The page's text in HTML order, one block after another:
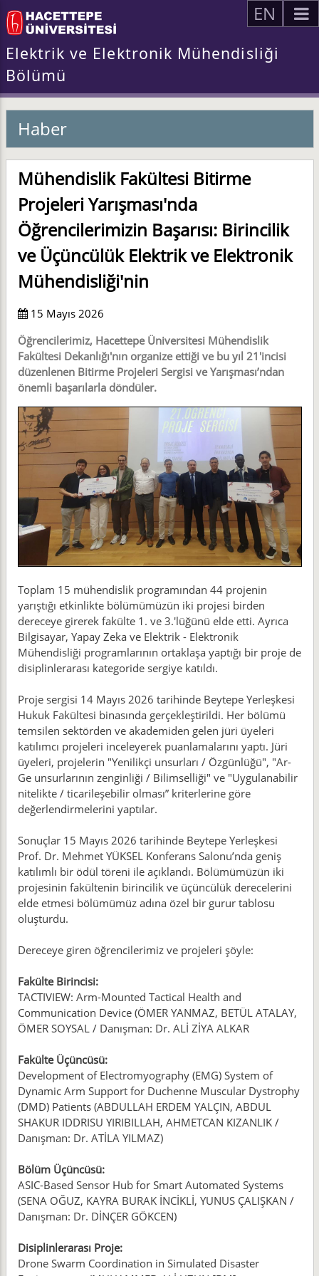
EN
Elektrik ve Elektronik Mühendisliği
Bölümü
Haber
Mühendislik Fakültesi Bitirme
Projeleri Yarışması'nda
Öğrencilerimizin Başarısı: Birincilik
ve Üçüncülük Elektrik ve Elektronik
Mühendisliği'nin
15 Mayıs 2026
Öğrencilerimiz, Hacettepe Üniversitesi Mühendislik
Fakültesi Dekanlığı'nın organize ettiği ve bu yıl 21'incisi
düzenlenen Bitirme Projeleri Sergisi ve Yarışması’ndan
önemli başarılarla döndüler.
Toplam 15 mühendislik programından 44 projenin
yarıştığı etkinlikte bölümümüzün iki projesi birden
dereceye girerek fakülte 1. ve 3.'lüğünü elde etti. Ayrıca
Bilgisayar, Yapay Zeka ve Elektrik - Elektronik
Mühendisliği programlarının ortaklaşa yaptığı bir proje de
disiplinlerarası kategoride sergiye katıldı.
Proje sergisi 14 Mayıs 2026 tarihinde Beytepe Yerleşkesi
Hukuk Fakültesi binasında gerçekleştirildi. Her bölümü
temsilen sektörden ve akademiden gelen jüri üyeleri
katılımcı projeleri inceleyerek puanlamalarını yaptı. Jüri
üyeleri, projelerin "Yenilikçi unsurları / Özgünlüğü", "Ar-
Ge unsurlarının zenginliği / Bilimselliği" ve "Uygulanabilir
nitelikte / ticarileşebilir olması” kriterlerine göre
değerlendirmelerini yaptılar.
Sonuçlar 15 Mayıs 2026 tarihinde Beytepe Yerleşkesi
Prof. Dr. Mehmet YÜKSEL Konferans Salonu’nda geniş
katılımlı bir ödül töreni ile açıklandı. Bölümümüzün iki
projesinin fakültenin birincilik ve üçüncülük derecelerini
elde etmesi bölümümüz adına özel bir gurur tablosu
oluşturdu.
Dereceye giren öğrencilerimiz ve projeleri şöyle:
Fakülte Birincisi:
TACTIVIEW: Arm-Mounted Tactical Health and
Communication Device (ÖMER YANMAZ, BETÜL ATALAY,
ÖMER SOYSAL / Danışman: Dr. ALİ ZİYA ALKAR
Fakülte Üçüncüsü:
Development of Electromyography (EMG) System of
Dynamic Arm Support for Duchenne Muscular Dystrophy
(DMD) Patients (ABDULLAH ERDEM YALÇIN, ABDUL
SHAKUR IDDRISU YIRIBILLAH, AHMETCAN KIZANLIK /
Danışman: Dr. ATİLA YILMAZ)
Bölüm Üçüncüsü:
ASIC-Based Sensor Hub for Smart Automated Systems
(SENA OĞUZ, KAYRA BURAK İNCİKLİ, YUNUS ÇALIŞKAN /
Danışman: Dr. DİNÇER GÖKCEN)
Disiplinlerarası Proje:
Drone Swarm Coordination in Simulated Disaster